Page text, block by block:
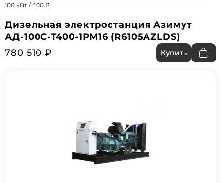
100 кВт / 400 В
Дизельная электростанция Азимут
АД-100С-Т400-1РМ16 (R6105AZLDS)
780 510 ₽
Купить